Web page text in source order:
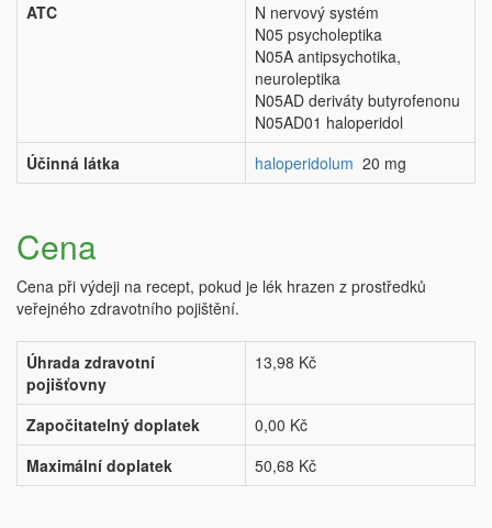
ATC
N nervový systém
N05 psycholeptika
N05A antipsychotika,
neuroleptika
N05AD deriváty butyrofenonu
N05AD01 haloperidol
Účinná látka
haloperidolum 20 mg
Cena
Cena při výdeji na recept, pokud je lék hrazen z prostředků
veřejného zdravotního pojištění.
Úhrada zdravotní
pojišťovny
13,98 Kč
Započitatelný doplatek
0,00 Kč
Maximální doplatek
50,68 Kč